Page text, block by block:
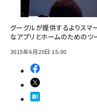
グーグルが提供するよりスマ
なアプリとホームのためのツ
2015年6月20日 15:00